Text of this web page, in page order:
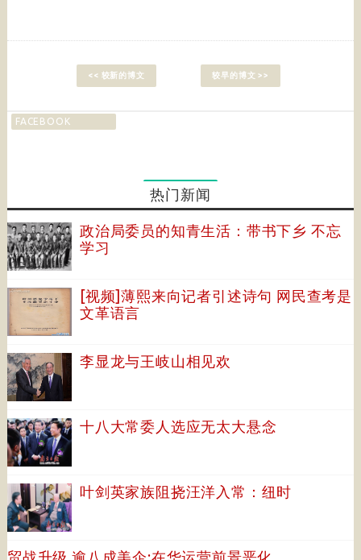
<< 较新的博文 较早的博文 >>
FACEBOOK
热门新闻
政治局委员的知青生活：带书下乡 不忘
学习
[视频]薄熙来向记者引述诗句 网民查考是
文革语言
李显龙与王岐山相见欢
十八大常委人选应无太大悬念
叶剑英家族阻挠汪洋入常：纽时
贸战升级 逾八成美企:在华运营前景恶化